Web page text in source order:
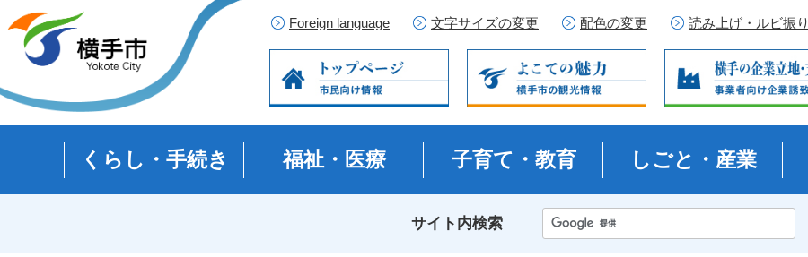
Foreign language 文字サイズの変更 配色の変更 読み上げ・ルビ振り
くらし・手続き 福祉・医療 子育て・教育 しごと・産業
サイト内検索